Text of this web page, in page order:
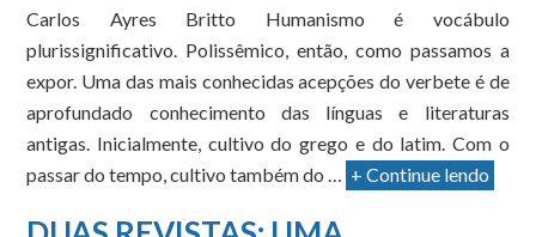
Carlos Ayres Britto Humanismo é vocábulo
plurissignificativo. Polissêmico, então, como passamos a
expor. Uma das mais conhecidas acepções do verbete é de
aprofundado conhecimento das línguas e literaturas
antigas. Inicialmente, cultivo do grego e do latim. Com o
passar do tempo, cultivo também do … + Continue lendo